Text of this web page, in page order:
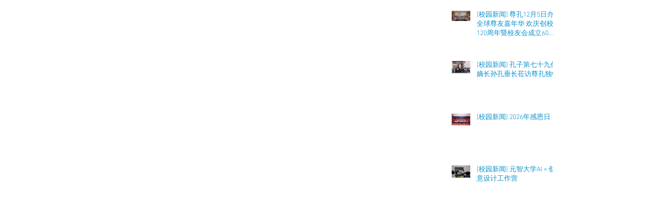
[校园新闻] 尊孔12月5日办
全球尊友嘉年华 欢庆创校
120周年暨校友会成立60周
[校园新闻] 孔子第七十九代
嫡长孙孔垂长莅访尊孔独中
[校园新闻] 2026年感恩日
[校园新闻] 元智大学AI × 创
意设计工作营